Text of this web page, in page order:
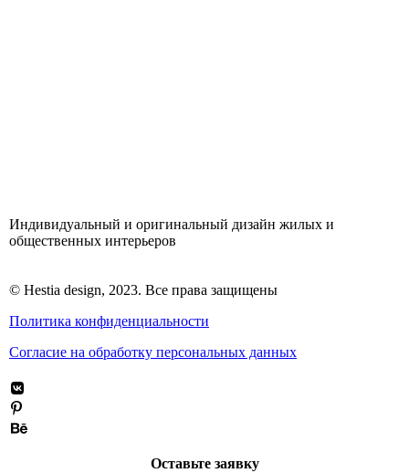
Индивидуальный и оригинальный дизайн жилых и
общественных интерьеров
© Hestia design, 2023. Все права защищены
Политика конфиденциальности
Согласие на обработку персональных данных
Оставьте заявку